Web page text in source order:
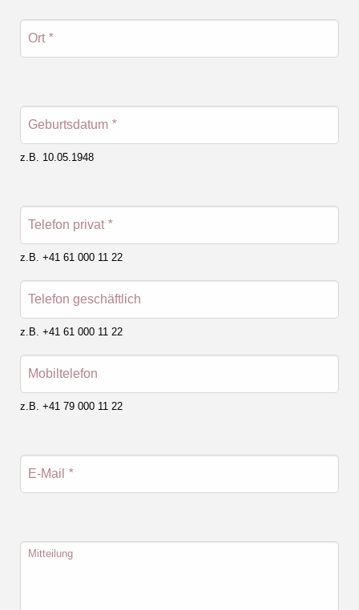
Ort *
Geburtsdatum *
z.B. 10.05.1948
Telefon privat *
z.B. +41 61 000 11 22
Telefon geschäftlich
z.B. +41 61 000 11 22
Mobiltelefon
z.B. +41 79 000 11 22
E-Mail *
Mitteilung